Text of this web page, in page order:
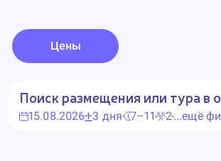
Цены
Поиск размещения или тура в
15.08.2026 3 дня 7–11 2...ещё